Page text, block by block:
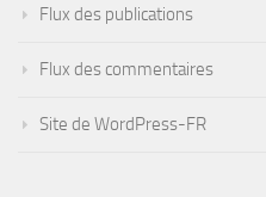
Flux des publications
Flux des commentaires
Site de WordPress-FR